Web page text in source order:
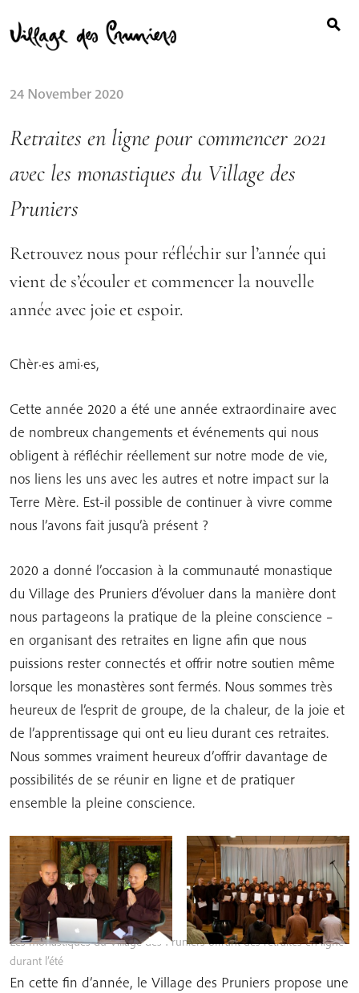
to
content
for:
24 November 2020
Retraites en ligne pour commencer 2021
avec les monastiques du Village des
Pruniers
Retrouvez nous pour réfléchir sur l’année qui
vient de s’écouler et commencer la nouvelle
année avec joie et espoir.
Chèr·es ami·es,
Cette année 2020 a été une année extraordinaire avec
de nombreux changements et événements qui nous
obligent à réfléchir réellement sur notre mode de vie,
nos liens les uns avec les autres et notre impact sur la
Terre Mère. Est-il possible de continuer à vivre comme
nous l’avons fait jusqu’à présent ?
2020 a donné l’occasion à la communauté monastique
du Village des Pruniers d’évoluer dans la manière dont
nous partageons la pratique de la pleine conscience –
en organisant des retraites en ligne afin que nous
puissions rester connectés et offrir notre soutien même
lorsque les monastères sont fermés. Nous sommes très
heureux de l’esprit de groupe, de la chaleur, de la joie et
de l’apprentissage qui ont eu lieu durant ces retraites.
Nous sommes vraiment heureux d’offrir davantage de
possibilités de se réunir en ligne et de pratiquer
ensemble la pleine conscience.
Les monastiques du Village des Pruniers offrant des retraites en ligne
durant l’été
En cette fin d’année, le Village des Pruniers propose une